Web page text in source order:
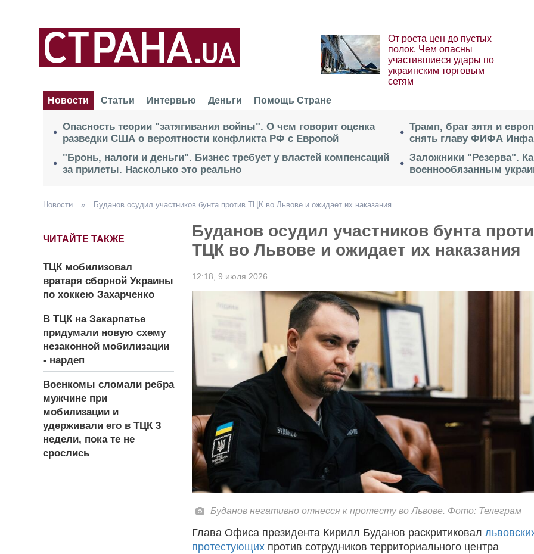
От роста цен до пустых
полок. Чем опасны
участившиеся удары по
украинским торговым
сетям
Новости
Статьи Интервью Деньги Помощь Стране
Опасность теории "затягивания войны". О чем говорит оценка
разведки США о вероятности конфликта РФ с Европой
"Бронь, налоги и деньги". Бизнес требует у властей компенсаций
за прилеты. Насколько это реально
Трамп, брат зятя и
снять главу ФИФА
Заложники "Резерва".
военнообязанным
Новости » Буданов осудил участников бунта против ТЦК во Львове и ожидает их наказания
ЧИТАЙТЕ ТАКЖЕ
ТЦК мобилизовал
вратаря сборной Украины
по хоккею Захарченко
В ТЦК на Закарпатье
придумали новую схему
незаконной мобилизации
- нардеп
Военкомы сломали ребра
мужчине при
мобилизации и
удерживали его в ТЦК 3
недели, пока те не
срослись
Буданов осудил участников бунта
ТЦК во Львове и ожидает их наказания
12:18, 9 июля 2026
Буданов негативно отнесся к протесту во Львове. Фото: Телеграм
Глава Офиса президента Кирилл Буданов раскритиковал
протестующих против сотрудников территориального центра